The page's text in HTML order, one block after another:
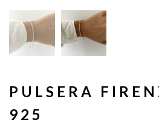
PULSERA
925